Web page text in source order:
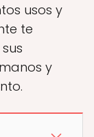
usos y
te
y